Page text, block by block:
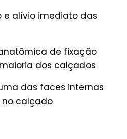
e alívio imediato das
de fixação
dos calçados
das faces internas
no calçado